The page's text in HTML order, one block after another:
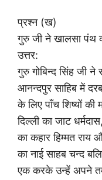
प्रश्न (ख)
गुरु जी ने खालसा पंथ
उत्तर:
गुरु गोबिन्द सिंह जी
आनन्दपुर साहिब में
के लिए पाँच शिष्यों की
दिल्ली का जाट
का कहार हिम्मत राय
का नाई साहब चन्द
एक करके उन्हें अपने